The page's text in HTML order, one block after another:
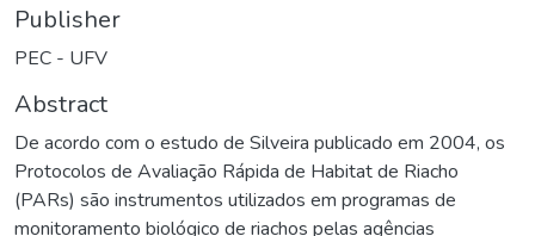
Publisher
PEC - UFV
Abstract
De acordo com o estudo de Silveira publicado em 2004, os
Protocolos de Avaliação Rápida de Habitat de Riacho
(PARs) são instrumentos utilizados em programas de
monitoramento biológico de riachos pelas agências